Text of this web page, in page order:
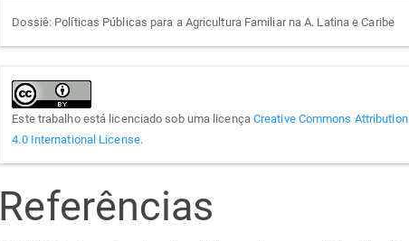
Dossiê: Políticas Públicas para a Agricultura Familiar na A. Latina e Caribe
Este trabalho está licenciado sob uma licença Creative Commons Attribution
4.0 International License.
Referências